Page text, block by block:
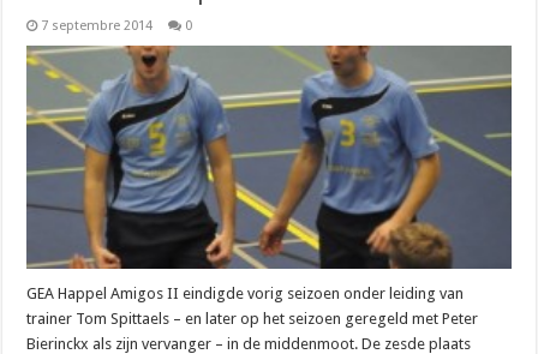
7 septembre 2014 0
GEA Happel Amigos II eindigde vorig seizoen onder leiding van
trainer Tom Spittaels – en later op het seizoen geregeld met Peter
Bierinckx als zijn vervanger – in de middenmoot. De zesde plaats